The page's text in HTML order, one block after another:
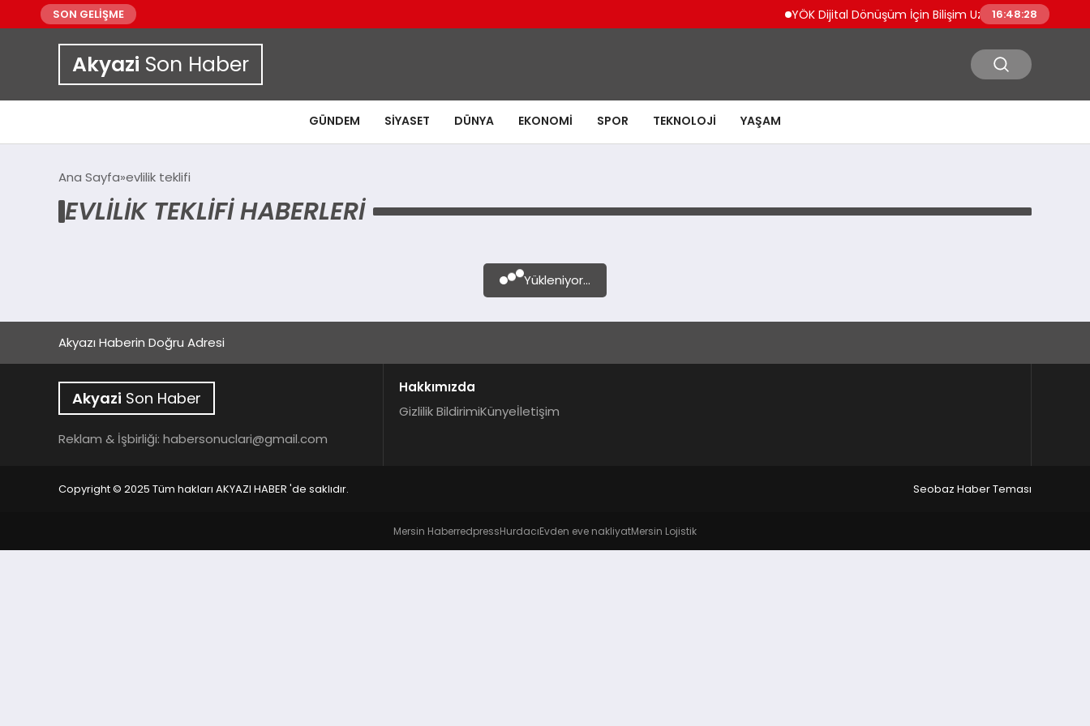
SON GELİŞME YÖK Dijital Dönüşüm İçin Bilişim Uzmanları Yetiştiriyor
16:48:28
Akyazi Son Haber
GÜNDEM SIYASET DÜNYA EKONOMI SPOR TEKNOLOJI YAŞAM
Ana Sayfa evlilik teklifi
EVLILIK TEKLIFI HABERLERI
Yükleniyor...
Akyazı Haberin Doğru Adresi
Akyazi Son Haber
Reklam & İşbirliği: habersonuclari@gmail.com
Hakkımızda
Gizlilik BildirimiKünyeİletişim
Copyright © 2025 Tüm hakları AKYAZI HABER 'de saklıdır. Seobaz Haber Teması
Mersin HaberredpressHurdacıEvden eve nakliyatMersin Lojistik